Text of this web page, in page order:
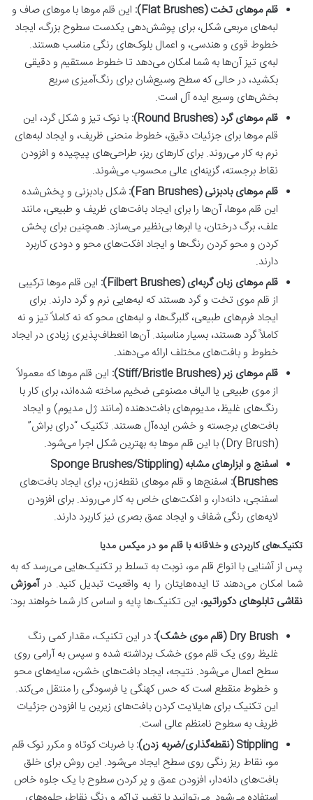
قلم موهای تخت (Flat Brushes):
این قلم موها با موهای صاف و
لبه‌های مربعی شکل، برای پوشش‌دهی یکدست سطوح بزرگ، ایجاد
خطوط قوی و هندسی، و اعمال بلوک‌های رنگی مناسب هستند.
لبه‌ی تیز آن‌ها به شما امکان می‌دهد تا خطوط مستقیم و دقیقی
بکشید، در حالی که سطح وسیع‌شان برای رنگ‌آمیزی سریع
بخش‌های وسیع ایده آل است.
قلم موهای گرد (Round Brushes):
با نوک تیز و شکل گرد، این
قلم موها برای جزئیات دقیق، خطوط منحنی ظریف، و ایجاد لبه‌های
نرم به کار می‌روند. برای کارهای ریز، طراحی‌های پیچیده و افزودن
نقاط برجسته، گزینه‌ای عالی محسوب می‌شوند.
قلم موهای بادبزنی (Fan Brushes):
شکل بادبزنی و پخش‌شده
این قلم موها، آن‌ها را برای ایجاد بافت‌های ظریف و طبیعی، مانند
علف، برگ درختان، یا ابرها بی‌نظیر می‌سازد. همچنین برای پخش
کردن و محو کردن رنگ‌ها و ایجاد افکت‌های محو و دودی کاربرد
دارند.
قلم موهای زبان گربه‌ای (Filbert Brushes):
این قلم موها ترکیبی
از قلم موی تخت و گرد هستند که لبه‌هایی نرم و گرد دارند. برای
ایجاد فرم‌های طبیعی، گلبرگ‌ها، و لبه‌های محو که نه کاملاً تیز و نه
کاملاً گرد هستند، بسیار مناسبند. آن‌ها انعطاف‌پذیری زیادی در ایجاد
خطوط و بافت‌های مختلف ارائه می‌دهند.
قلم موهای زبر (Stiff/Bristle Brushes):
این قلم موها که معمولاً
از موی طبیعی یا الیاف مصنوعی ضخیم ساخته شده‌اند، برای کار با
رنگ‌های غلیظ، مدیوم‌های بافت‌دهنده (مانند ژل مدیوم) و ایجاد
بافت‌های برجسته و خشن ایده‌آل هستند. تکنیک “درای براش”
(Dry Brush) با این قلم موها به بهترین شکل اجرا می‌شود.
اسفنج و ابزارهای مشابه (Sponge Brushes/Stippling
Brushes): اسفنج‌ها و قلم موهای نقطه‌زن، برای ایجاد بافت‌های
اسفنجی، دانه‌دار، و افکت‌های خاص به کار می‌روند. برای افزودن
لایه‌های رنگی شفاف و ایجاد عمق بصری نیز کاربرد دارند.
تکنیک‌های کاربردی و خلاقانه با قلم مو در میکس مدیا
پس از آشنایی با انواع قلم مو، نوبت به تسلط بر تکنیک‌هایی می‌رسد که به
شما امکان می‌دهند تا ایده‌هایتان را به واقعیت تبدیل کنید. درآموزش
نقاشی تابلوهای دکوراتیو، این تکنیک‌ها پایه و اساس کار شما خواهند بود:
Dry Brush (قلم موی خشک):
در این تکنیک، مقدار کمی رنگ
غلیظ روی یک قلم موی خشک برداشته شده و سپس به آرامی روی
سطح اعمال می‌شود. نتیجه، ایجاد بافت‌های خشن، سایه‌های محو
و خطوط منقطع است که حس کهنگی یا فرسودگی را منتقل می‌کند.
این تکنیک برای هایلایت کردن بافت‌های زیرین یا افزودن جزئیات
ظریف به سطوح نامنظم عالی است.
Stippling (نقطه‌گذاری/ضربه زدن):
با ضربات کوتاه و مکرر نوک قلم
مو، نقاط ریز رنگی روی سطح ایجاد می‌شود. این روش برای خلق
بافت‌های دانه‌دار، افزودن عمق و پر کردن سطوح با یک جلوه خاص